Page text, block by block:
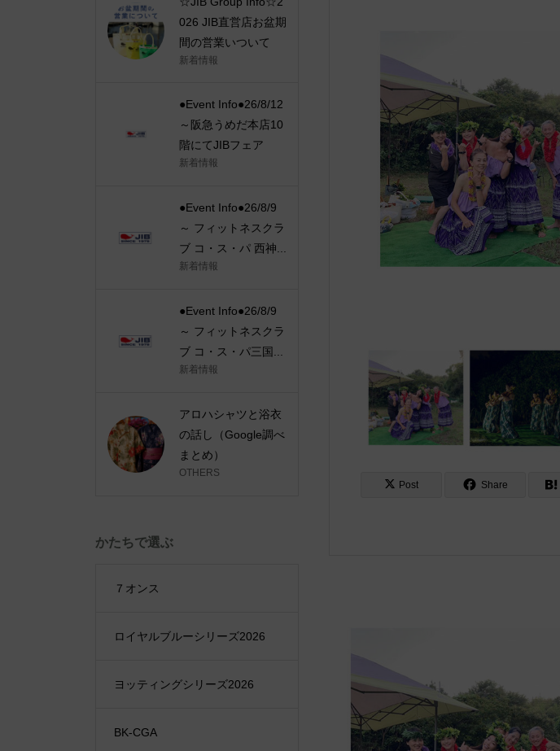
Post Share
026 JIB直営店お盆期
間の営業いついて
新着情報
●Event Info●26/8/12
～阪急うめだ本店10
階にてJIBフェア
新着情報
●Event Info●26/8/9
～ フィットネスクラ
ブ コ・ス・パ 西神...
新着情報
●Event Info●26/8/9
～ フィットネスクラ
ブ コ・ス・パ三国...
新着情報
アロハシャツと浴衣
の話し（Google調べ
まとめ）
OTHERS
かたちで選ぶ
７オンス
ロイヤルブルーシリーズ2026
ヨッティングシリーズ2026
BK-CGA